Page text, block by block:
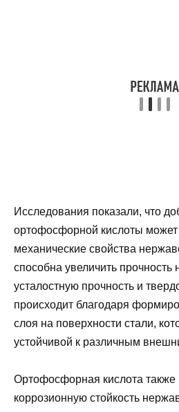
Исследования показали, что
ортофосфорной кислоты может
механические свойства
способна увеличить прочность
усталостную прочность и
происходит благодаря
слоя на поверхности стали,
устойчивой к различным
Ортофосфорная кислота также
коррозионную стойкость